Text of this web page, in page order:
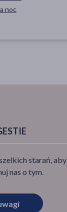
noc
starań,
nas o tym.